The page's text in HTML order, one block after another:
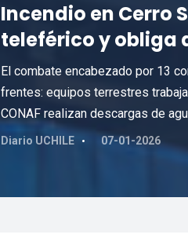
Incendio en Cerro
teleférico y obliga
El combate encabezado por 13
frentes: equipos terrestres
CONAF realizan descargas de
Diario UCHILE 07-01-2026